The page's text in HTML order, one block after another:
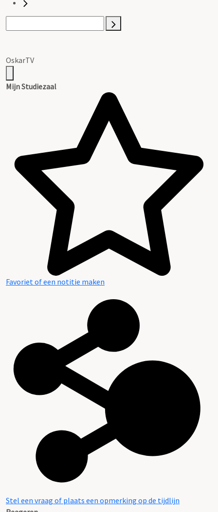
OskarTV
Mijn Studiezaal
Favoriet of een notitie maken
Stel een vraag of plaats een opmerking op de tijdlijn